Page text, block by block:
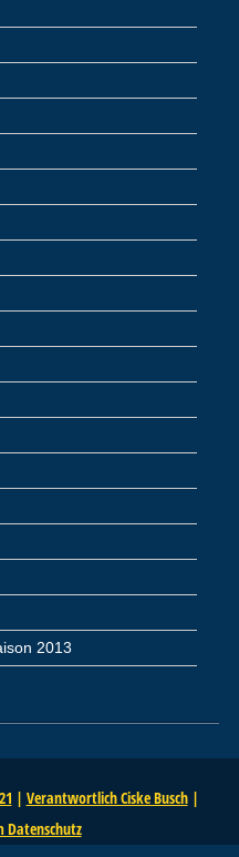
2013
| Verantwortlich Ciske Busch |